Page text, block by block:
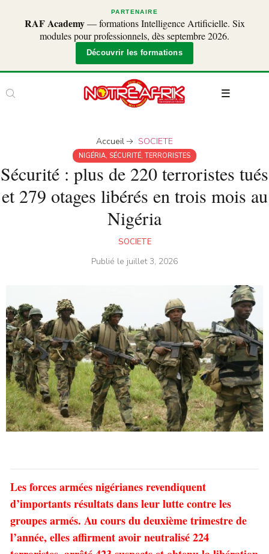
PARTENAIRE
RAF Academy— formations Intelligence Artificielle. Six
modules pour professionnels, dès septembre 2026.
Découvrir les formations
Accueil SOCIETE
NIGÉRIA, SÉCURITÉ, TERRORISTES
Sécurité : plus de 220 terroristes tués
et 279 otages libérés en trois mois au
Nigéria
SOCIETE
Publié le juillet 3, 2026
Les forces armées nigérianes revendiquent
d’importants résultats dans leur lutte contre les
groupes armés. Au cours du deuxième trimestre de
l’année, elles affirment avoir neutralisé 224